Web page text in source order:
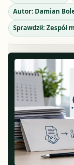
Autor: Damian
Sprawdził: Zespół